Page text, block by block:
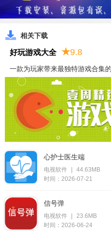
相关下载
好玩游戏大全 ★9.8
一款为玩家带来最独特游戏合集
心护士医生端
电视软件
44.63MB
时间：2026-07-21
信号弹
电视软件
23.6MB
时间：2026-06-24